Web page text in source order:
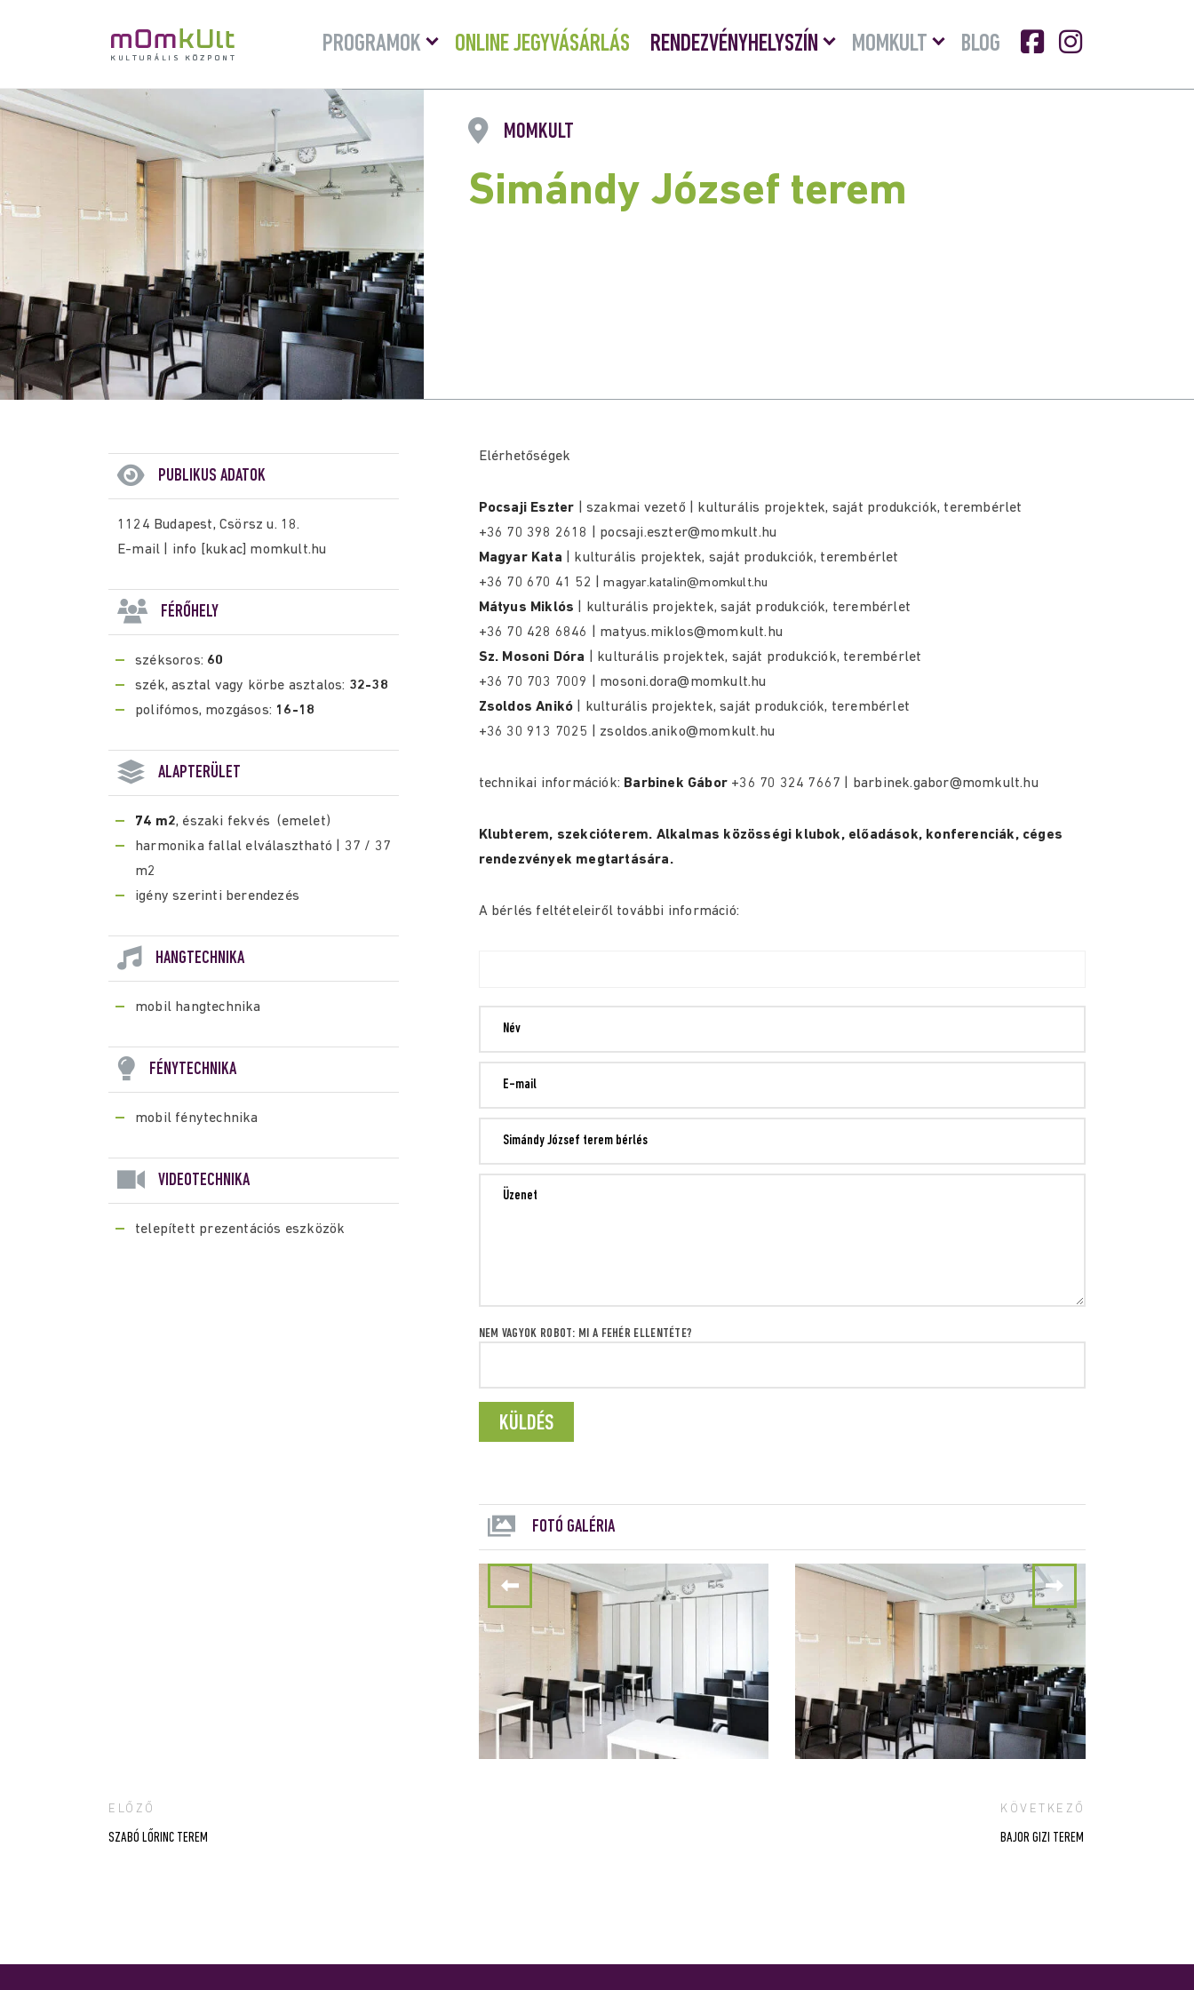
PROGRAMOK
Menü
lenyitása
ONLINE JEGYVÁSÁRLÁS RENDEZVÉNYHELYSZÍN
Menü
lenyitásaMOMKULT
Menü
lenyitása
BLOG
MOMKULT
Simándy József terem
PUBLIKUS ADATOK
1124 Budapest, Csörsz u. 18.
E-mail | info [kukac] momkult.hu
FÉRŐHELY
széksoros: 60
szék, asztal vagy körbe asztalos: 32-38
polifómos, mozgásos: 16-18
ALAPTERÜLET
74 m2, északi fekvés (emelet)
harmonika fallal elválasztható | 37 / 37
m2
igény szerinti berendezés
HANGTECHNIKA
mobil hangtechnika
FÉNYTECHNIKA
mobil fénytechnika
VIDEOTECHNIKA
telepített prezentációs eszközök
Elérhetőségek
Pocsaji Eszter | szakmai vezető | kulturális projektek, saját produkciók, terembérlet
+36 70 398 2618 | pocsaji.eszter@momkult.hu
Magyar Kata | kulturális projektek, saját produkciók, terembérlet
+36 70 670 41 52 |magyar.katalin@momkult.hu
Mátyus Miklós | kulturális projektek, saját produkciók, terembérlet
+36 70 428 6846 | matyus.miklos@momkult.hu
Sz. Mosoni Dóra
| kulturális projektek, saját produkciók, terembérlet
+36 70 703 7009 | mosoni.dora@momkult.hu
Zsoldos Anikó | kulturális projektek, saját produkciók, terembérlet
+36 30 913 7025 | zsoldos.aniko@momkult.hu
technikai információk: Barbinek Gábor +36 70 324 7667 | barbinek.gabor@momkult.hu
Klubterem, szekcióterem. Alkalmas közösségi klubok, előadások, konferenciák, céges
rendezvények megtartására.
A bérlés feltételeiről további információ:
NEM VAGYOK ROBOT: MI A FEHÉR ELLENTÉTE?
FOTÓ GALÉRIA
Bejegyzés
ELŐZŐ
SZABÓ LŐRINC TEREM
KÖVETKEZŐ
BAJOR GIZI TEREM